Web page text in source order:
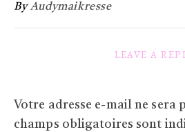
ByAudymaikresse
LEAVE A
Votre adresse e-mail ne sera
champs obligatoires sont